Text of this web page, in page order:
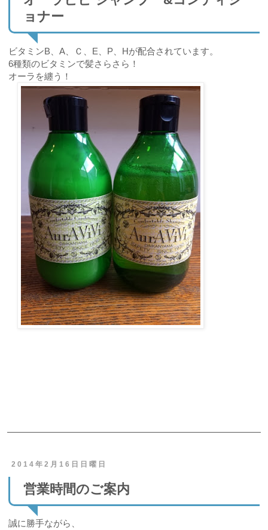
ョナー
ビタミンB、A、Ｃ、E、P、Hが配合されています。
6種類のビタミンで髪さらさら！
オーラを纏う！
2014年2月16日日曜日
営業時間のご案内
誠に勝手ながら、